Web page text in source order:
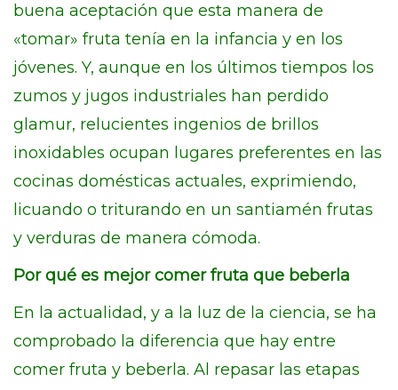
buena aceptación que esta manera de
«tomar» fruta tenía en la infancia y en los
jóvenes. Y, aunque en los últimos tiempos los
zumos y jugos industriales han perdido
glamur, relucientes ingenios de brillos
inoxidables ocupan lugares preferentes en las
cocinas domésticas actuales, exprimiendo,
licuando o triturando en un santiamén frutas
y verduras de manera cómoda.
Por qué es mejor comer fruta que beberla
En la actualidad, y a la luz de la ciencia, se ha
comprobado la diferencia que hay entre
comer fruta y beberla. Al repasar las etapas